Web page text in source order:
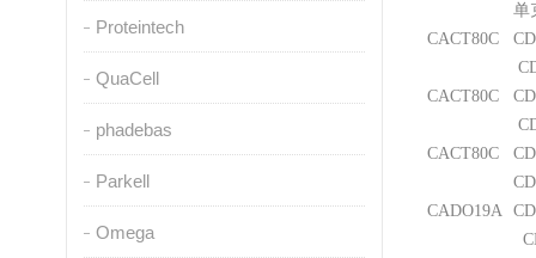
Proteintech
QuaCell
phadebas
Parkell
Omega
单
CACT80C
CACT80C
CACT80C
CADO19A